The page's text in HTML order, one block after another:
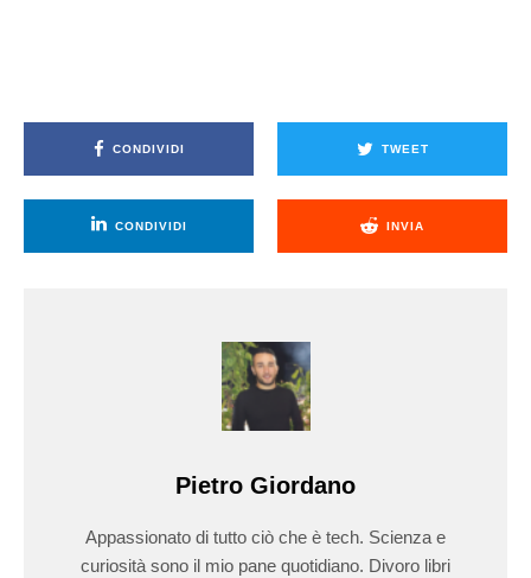
CONDIVIDI TWEET
CONDIVIDI INVIA
Pietro Giordano
Appassionato di tutto ciò che è tech. Scienza e
curiosità sono il mio pane quotidiano. Divoro libri